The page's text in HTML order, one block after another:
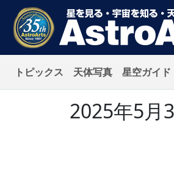
トピックス 天体写真 星空ガイド
2025年5月